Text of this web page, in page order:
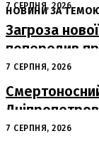
НОВИНИ ЗА
7 СЕРПНЯ, 2026
Загроза
попередив
судна
7 СЕРПНЯ, 2026
– працівники
7 СЕРПНЯ, 2026